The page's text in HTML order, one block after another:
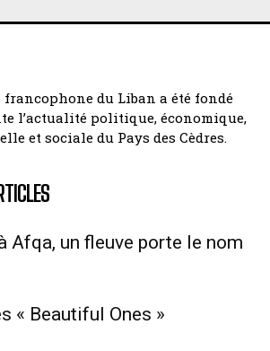
francophone du Liban a été fondé
l’actualité politique, économique,
et sociale du Pays des Cèdres.
Afqa, un fleuve porte le nom
« Beautiful Ones »